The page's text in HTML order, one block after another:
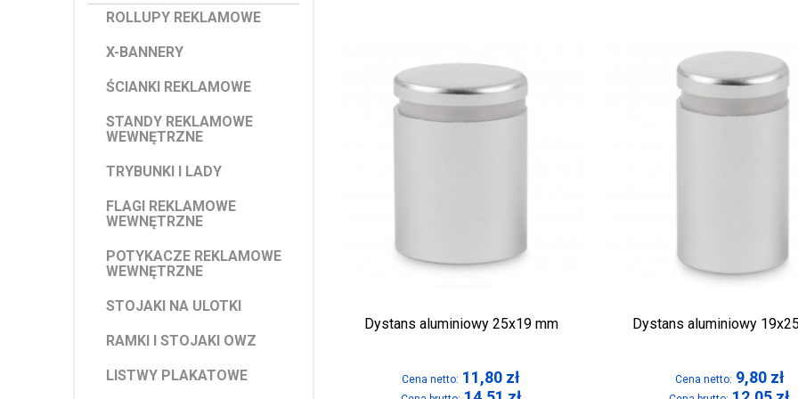
ROLLUPY REKLAMOWE
X-BANNERY
ŚCIANKI REKLAMOWE
STANDY REKLAMOWE
WEWNĘTRZNE
TRYBUNKI I LADY
FLAGI REKLAMOWE
WEWNĘTRZNE
POTYKACZE REKLAMOWE
WEWNĘTRZNE
STOJAKI NA ULOTKI
RAMKI I STOJAKI OWZ
LISTWY PLAKATOWE
Dystans aluminiowy 25x19 mm
Cena netto: 11,80 zł
Dystans aluminiowy
Cena netto: 9,80 zł